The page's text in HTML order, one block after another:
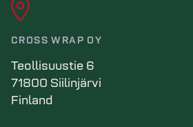
CROSS WRAP OY
Teollisuustie 6
71800 Siilinjärvi
Finland